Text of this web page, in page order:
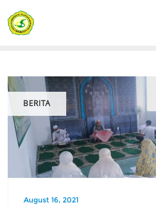
content
BERITA
August 16, 2021